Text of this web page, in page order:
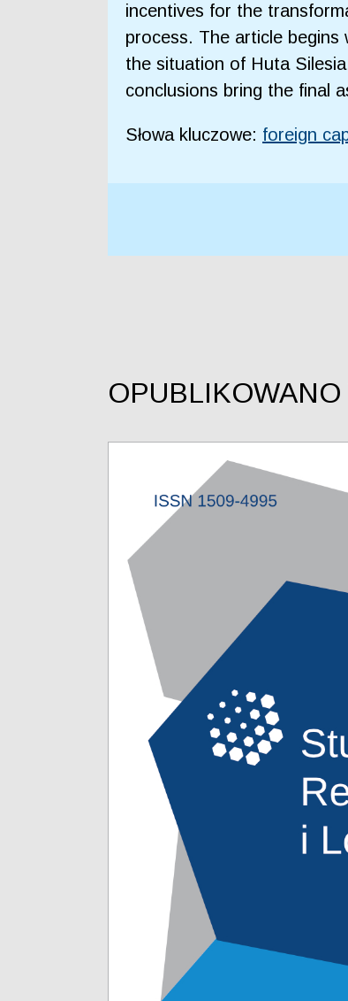
incentives for the
process. The article begins
the situation of Huta
conclusions bring the final
Słowa kluczowe: foreign